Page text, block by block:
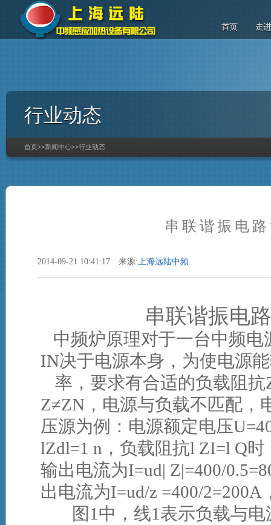
首页 走
行业动态
首页>>新闻中心>>行业动态
串联谐振电
2014-09-21 10:41:17 来源:上海远陆中频
串联谐振电
中频炉原理对于一台中频
IN决于电源本身，为使电源
率，要求有合适的负载阻抗
Z≠ZN ，电源与负载不匹配
压源为例：电源额定电压
lZdl=1 n ，负载阻抗l ZI=l Q时
输出电流为I=ud| Z|=400/
出电流为I=ud/z =400/2=200A
图 1 中，线1 表示负载与